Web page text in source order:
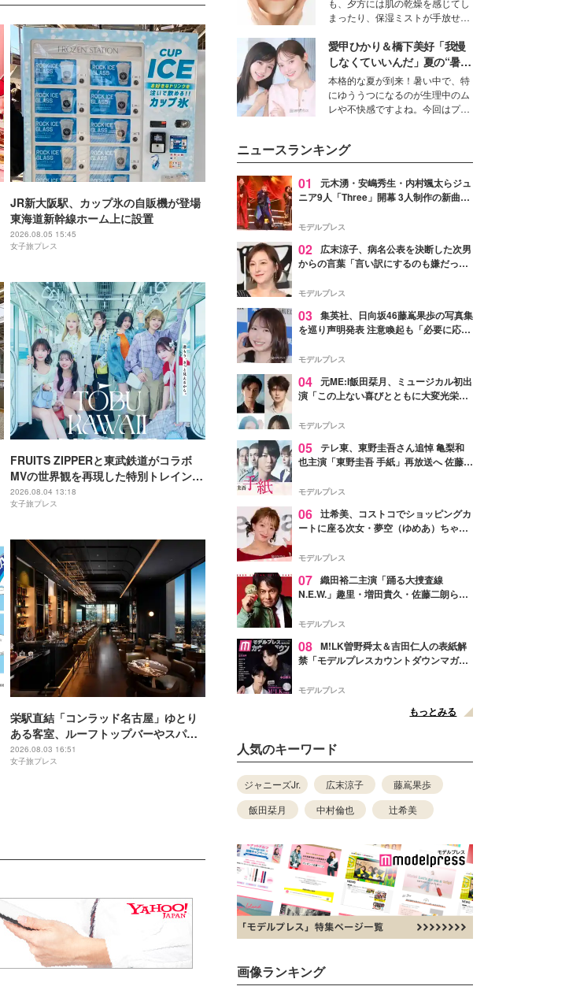
JR新大阪駅、カップ氷の自販機が登場
東海道新幹線ホーム上に設置
2026.08.05 15:45
女子旅プレス
FRUITS ZIPPERと東武鉄道がコラボ
MVの世界観を再現した特別トレイン＆
メンバーの限定アナウンス
2026.08.04 13:18
女子旅プレス
栄駅直結「コンラッド名古屋」ゆとり
ある客室、ルーフトップバーやスパで
贅沢気分の滞在を
2026.08.03 16:51
女子旅プレス
の感動をもたらす奥深いストーリ
ーについて熱く語り合ってもらっ
た。
の常識を変える予感
も、夕方には肌の乾燥を感じてし
まったり、保湿ミストが手放せな
な美容の常識を大きく変える可能
性を秘めた、革新的な「Water
Capturing Skin（ウォーターキャ
プチャリングスキン：捕水肌）」
技術を、花王が構築した。
愛甲ひかり＆橋下美好「我慢
しなくていいんだ」夏の“暑さ
対策”の新しい選択肢とは？
本格的な夏が到来！暑い中で、特
にゆううつになるのが生理中のム
レや不快感ですよね。今回はプラ
好さんを迎えて本音で女子会トー
ク。猛暑のお出かけを快適に過ご
すヒントや、2人が感動した夏の
生理の新常識にも迫りました。
ニュースランキング
01
元木湧・安嶋秀生・内村颯太らジュ
ニア9人「Three」開幕 3人制作の新曲＆
進んで夢を掴みたい」【ゲネプロレポ】
モデルプレス
02
広末涼子、病名公表を決断した次男
からの言葉「言い訳にするのも嫌だっ
モデルプレス
03 集英社、日向坂46藤嶌果歩の写真集
を巡り声明発表 注意喚起も「必要に応じ
モデルプレス
04 元ME:I飯田栞月、ミュージカル初出
演「この上ない喜びとともに大変光栄」
ャスト発表
モデルプレス
05 テレ東、東野圭吾さん追悼 亀梨和
也主演「東野圭吾 手紙」再放送へ 佐藤隆
モデルプレス
06 辻希美、コストコでショッピングカ
ートに座る次女・夢空（ゆめあ）ちゃん
ぎ」「成長を感じる」の声
モデルプレス
07 織田裕二主演「踊る大捜査線
N.E.W.」趣里・増田貴久・佐藤二朗ら新
徴する“謎のキーワード”も
モデルプレス
08 M!LK曽野舜太＆吉田仁人の表紙解
禁「モデルプレスカウントダウンマガジ
モデルプレス
もっとみる
人気のキーワード
ジャニーズJr. 広末涼子
藤嶌果歩
飯田栞月
中村倫也 辻希美
画像ランキング